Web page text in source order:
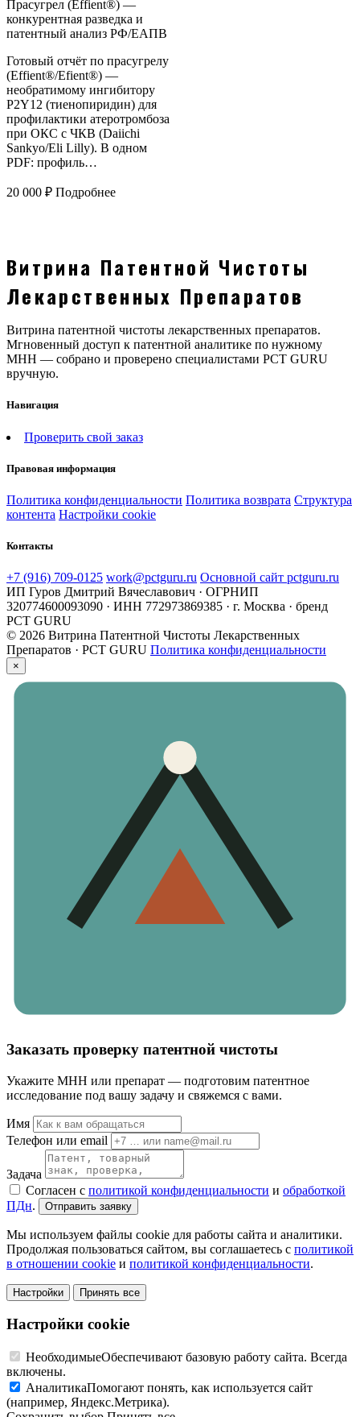
Прасугрел (Effient®) —
конкурентная разведка и
патентный анализ РФ/ЕАПВ
Готовый отчёт по прасугрелу
(Effient®/Efient®) —
необратимому ингибитору
P2Y12 (тиенопиридин) для
профилактики атеротромбоза
при ОКС с ЧКВ (Daiichi
Sankyo/Eli Lilly). В одном
PDF: профиль…
20 000 ₽ Подробнее
Витрина Патентной Чистоты
Лекарственных Препаратов
Витрина патентной чистоты лекарственных препаратов.
Мгновенный доступ к патентной аналитике по нужному
МНН — собрано и проверено специалистами PCT GURU
вручную.
Навигация
Проверить свой заказ
Правовая информация
Политика конфиденциальности Политика возврата Структура
контента Настройки cookie
Контакты
+7 (916) 709-0125 work@pctguru.ru Основной сайт pctguru.ru
ИП Гуров Дмитрий Вячеславович · ОГРНИП
320774600093090 · ИНН 772973869385 · г. Москва · бренд
PCT GURU
© 2026 Витрина Патентной Чистоты Лекарственных
Препаратов · PCT GURU Политика конфиденциальности
×
Заказать проверку патентной чистоты
Укажите МНН или препарат — подготовим патентное
исследование под вашу задачу и свяжемся с вами.
Имя
Телефон или email
Задача
Согласен с политикой конфиденциальности и обработкой
ПДн. Отправить заявку
Мы используем файлы cookie для работы сайта и аналитики.
Продолжая пользоваться сайтом, вы соглашаетесь с политикой
в отношении cookie и политикой конфиденциальности.
Настройки Принять все
Настройки cookie
НеобходимыеОбеспечивают базовую работу сайта. Всегда
включены.
АналитикаПомогают понять, как используется сайт
(например, Яндекс.Метрика).